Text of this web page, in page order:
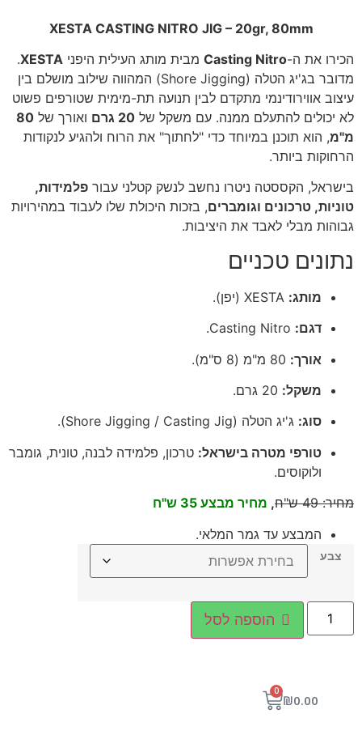
XESTA CASTING NITRO JIG – 20gr, 80mm
הכירו את ה-Casting Nitro מבית מותג העילית היפני XESTA
.
מדובר בג'יג הטלה (Shore Jigging) המהווה שילוב מושלם בין
עיצוב אווירודינמי מתקדם לבין תנועה תת-מימית שטורפים פשוט
לא יכולים להתעלם ממנה. עם משקל של 20 גרם ואורך של 80
מ"מ, הוא תוכנן במיוחד כדי "לחתוך" את הרוח ולהגיע לנקודות
הרחוקות ביותר.
בישראל, הקססטה ניטרו נחשב לנשק קטלני עבור פלמידות,
טוניות, טרכונים וגומברים, בזכות היכולת שלו לעבוד במהירויות
גבוהות מבלי לאבד את היציבות.
נתונים טכניים
מותג:
דגם:
אורך:
משקל:
סוג: ג'יג הטלה (Shore Jigging / Casting Jig).
טורפי מטרה בישראל: טרכון, פלמידה לבנה, טונית, גומבר
ולוקוסים.
מחיר:
49 ש"ח, מחיר מבצע 35 ש"ח
המבצע עד גמר המלאי.
צבע
הוספה לסל
₪0.00
0